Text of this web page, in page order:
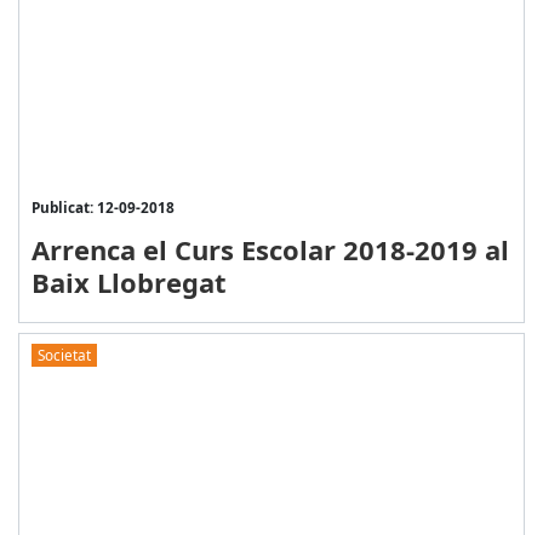
Publicat: 12-09-2018
Arrenca el Curs Escolar 2018-2019 al
Baix Llobregat
Societat